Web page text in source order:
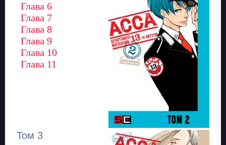
Глава 6
Глава 7
Глава 8
Глава 9
Глава 10
Глава 11
Том 3